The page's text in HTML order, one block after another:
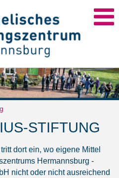
STIFTUNG
dort ein, wo eigene Mittel
Hermannsburg -
nicht oder nicht ausreichend